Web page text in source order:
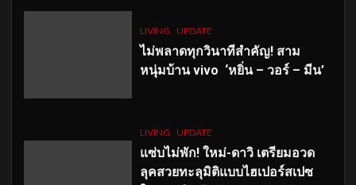
LIVING UPDATE
ไม่พลาดทุกวินาทีสำคัญ! สาม
หนุ่มบ้าน vivo ‘หยิ่น – วอร์ – มีน’
LIVING UPDATE
แซ่บไม่พัก! ใหม่-ดาวิ เตรียมอวด
ลุคสวยทะลุมิติแบบไฮเปอร์สเปซ